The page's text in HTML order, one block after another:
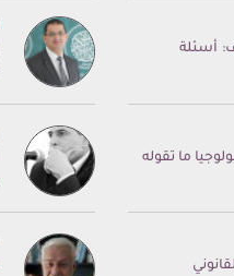
أسئلة
ما تقوله